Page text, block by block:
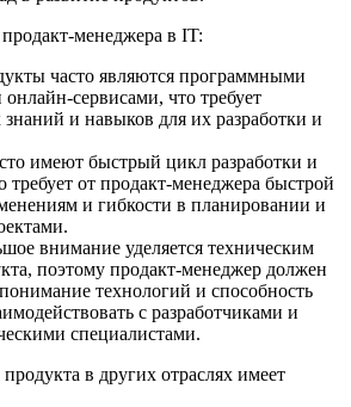
менеджера в IT:
часто являются программными
сервисами, что требует
и навыков для их разработки и
имеют быстрый цикл разработки и
требует от продакт-менеджера быстрой
и гибкости в планировании и
внимание уделяется техническим
поэтому продакт-менеджер должен
технологий и способность
с разработчиками и
специалистами.
в других отраслях имеет